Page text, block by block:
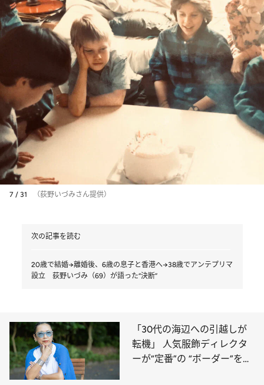
7 / 31 （荻野いづみさん提供）
次の記事を読む
20歳で結婚→離婚後、6歳の息子と香港へ→38歳でアンテプリマ
設立 荻野いづみ（69）が語った“決断”
「30代の海辺への引越しが
転機」 人気服飾ディレクタ
ーが“定番”の “ボーダー”を全